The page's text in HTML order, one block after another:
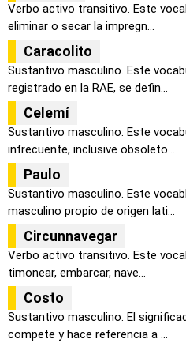
Verbo activo transitivo. Este
eliminar o secar la impregn...
Caracolito
Sustantivo masculino. Este
registrado en la RAE, se defin...
Celemí
Sustantivo masculino. Este
infrecuente, inclusive obsoleto...
Paulo
Sustantivo masculino. Este
masculino propio de origen lati...
Circunnavegar
Verbo activo transitivo. Este
timonear, embarcar, nave...
Costo
Sustantivo masculino. El
compete y hace referencia a ...